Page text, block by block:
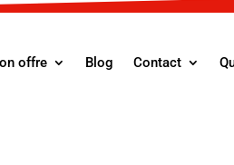
offre Blog Contact